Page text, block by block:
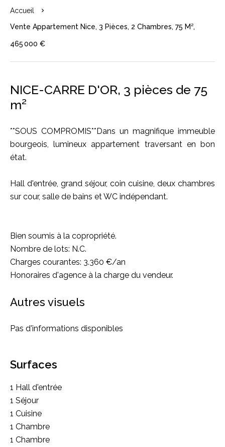
Accueil
Vente Appartement Nice, 3 Pièces, 2 Chambres, 75 M²,
465 000 €
NICE-CARRE D'OR, 3 pièces de 75
m²
**SOUS COMPROMIS**Dans un magnifique immeuble
bourgeois, lumineux appartement traversant en bon
état.
Hall d'entrée, grand séjour, coin cuisine, deux chambres
sur cour, salle de bains et WC indépendant.
Bien soumis à la copropriété.
Nombre de lots: N.C.
Charges courantes: 3.360 €/an
Honoraires d'agence à la charge du vendeur.
Autres visuels
Pas d'informations disponibles
Surfaces
1 Hall d'entrée
1 Séjour
1 Cuisine
1 Chambre
1 Chambre